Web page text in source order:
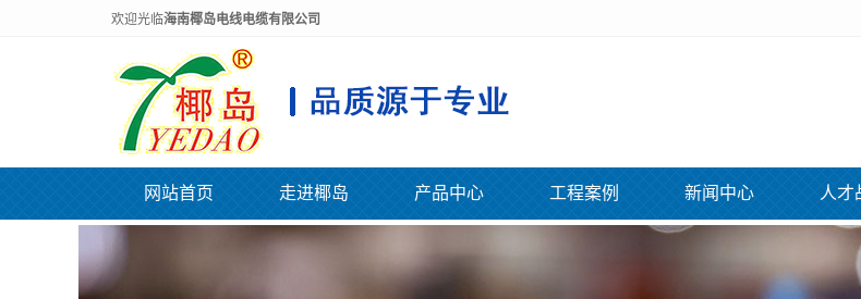
欢迎光临海南椰岛电线电缆有限公司
网站首页 走进椰岛 产品中心 工程案例 新闻中心 人才